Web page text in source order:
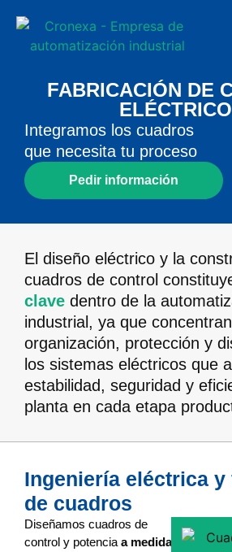
FABRICACIÓN DE
Integramos los cuadros
que necesita tu proceso
Pedir información
El diseño eléctrico y la
cuadros de control
clave dentro de la
industrial, ya que
organización, protección y
los sistemas eléctricos que
estabilidad, seguridad y
planta en cada etapa
Ingeniería eléctrica
de cuadros
Diseñamos cuadros de
control y potencia a medida